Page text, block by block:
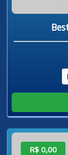
R$ 0,00